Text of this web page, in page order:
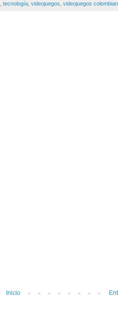
tecnología videojuegos videojuegos
Inicio